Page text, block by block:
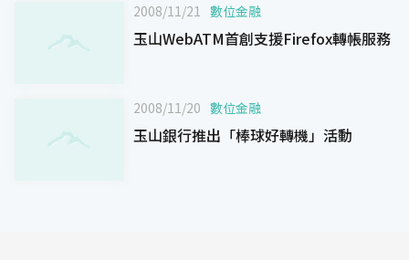
2008/11/21 數位金融
玉山WebATM首創支援Firefox轉帳服務
2008/11/20 數位金融
玉山銀行推出「棒球好轉機」活動